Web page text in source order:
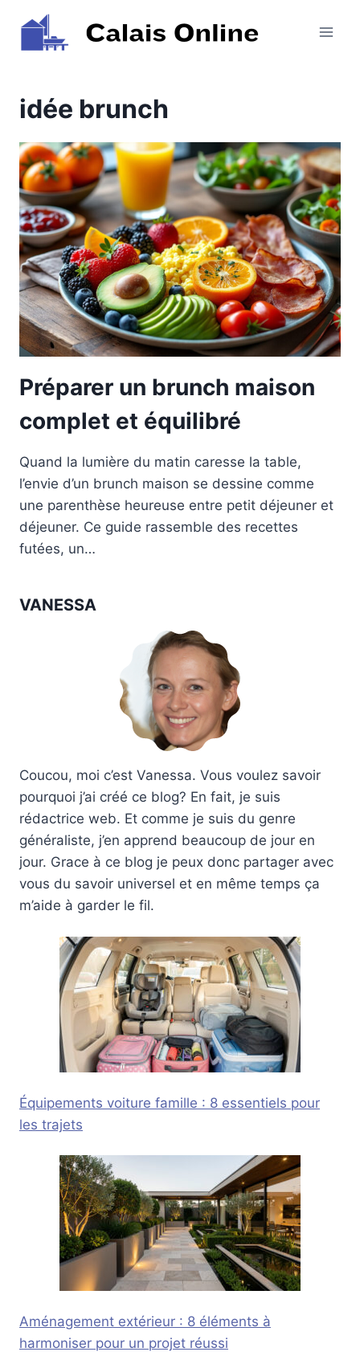
contenu
idée brunch
Préparer un brunch maison
complet et équilibré
Quand la lumière du matin caresse la table,
l’envie d’un brunch maison se dessine comme
une parenthèse heureuse entre petit déjeuner et
déjeuner. Ce guide rassemble des recettes
futées, un…
VANESSA
Coucou, moi c’est Vanessa. Vous voulez savoir
pourquoi j’ai créé ce blog? En fait, je suis
rédactrice web. Et comme je suis du genre
généraliste, j’en apprend beaucoup de jour en
jour. Grace à ce blog je peux donc partager avec
vous du savoir universel et en même temps ça
m’aide à garder le fil.
Équipements voiture famille : 8 essentiels pour
les trajets
Aménagement extérieur : 8 éléments à
harmoniser pour un projet réussi